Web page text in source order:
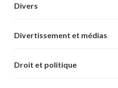
Divers
Divertissement et médias
Droit et politique